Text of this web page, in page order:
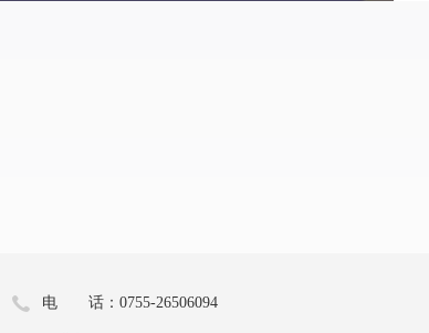
电 话：0755-26506094